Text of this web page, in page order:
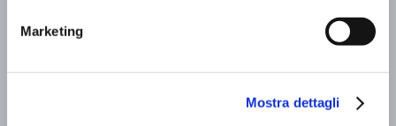
Marketing
Mostra dettagli
2026